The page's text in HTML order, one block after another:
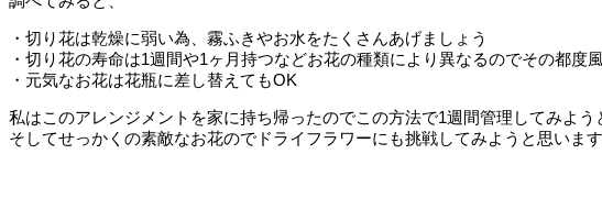
・切り花は乾燥に弱い為、霧ふきやお水をたくさんあげましょう
・切り花の寿命は1週間や1ヶ月持つなどお花の種類により異なるのでその都度
・元気なお花は花瓶に差し替えてもOK
私はこのアレンジメントを家に持ち帰ったのでこの方法で1週間管理してみよう
そしてせっかくの素敵なお花のでドライフラワーにも挑戦してみようと思います